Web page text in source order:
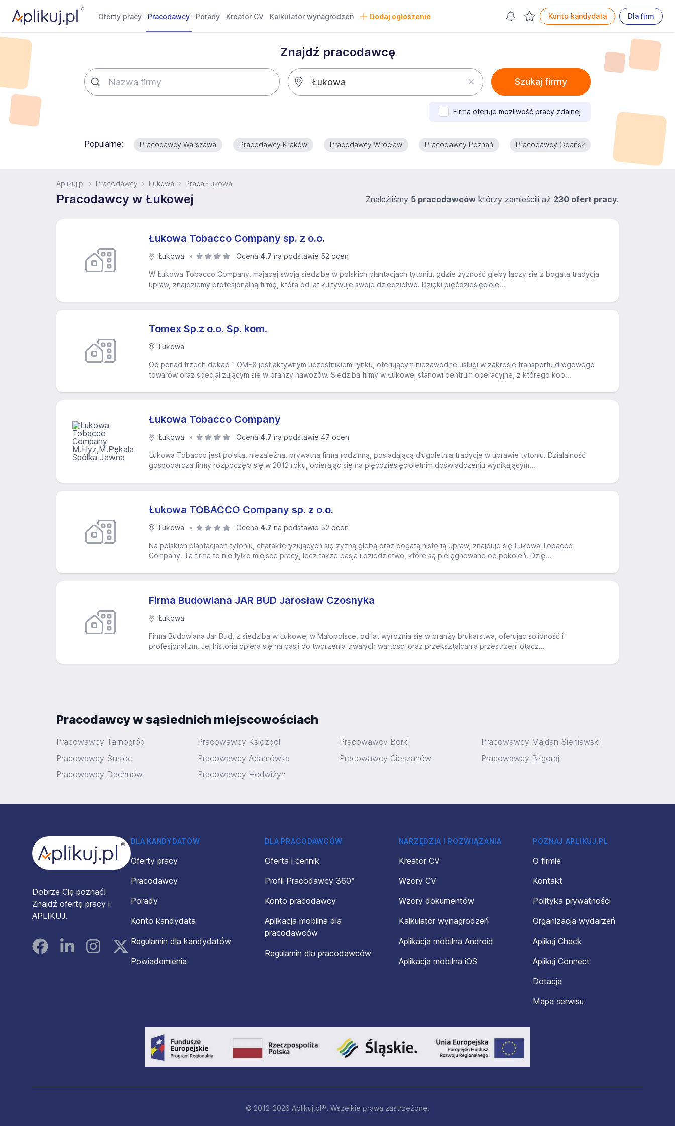
Oferty pracy Pracodawcy Porady Kreator CV Kalkulator wynagrodzeń Dodaj ogłoszenie Konto kandydata Dla firm
Znajdź pracodawcę
Szukaj firmy
Firma oferuje możliwość pracy zdalnej
Popularne: Pracodawcy Warszawa Pracodawcy Kraków Pracodawcy Wrocław Pracodawcy Poznań Pracodawcy Gdańsk
Aplikuj.pl Pracodawcy Łukowa Praca Łukowa
Pracodawcy w Łukowej Znaleźliśmy 5 pracodawców którzy zamieścili aż 230 ofert pracy.
Łukowa Tobacco Company sp. z o.o.
Łukowa Ocena 4.7 na podstawie 52 ocen
W Łukowa Tobacco Company, mającej swoją siedzibę w polskich plantacjach tytoniu, gdzie żyzność gleby łączy się z bogatą tradycją
upraw, znajdziemy profesjonalną firmę, która od lat kultywuje swoje dziedzictwo. Dzięki pięćdziesięciole...
Tomex Sp.z o.o. Sp. kom.
Łukowa
Od ponad trzech dekad TOMEX jest aktywnym uczestnikiem rynku, oferującym niezawodne usługi w zakresie transportu drogowego
towarów oraz specjalizującym się w branży nawozów. Siedziba firmy w Łukowej stanowi centrum operacyjne, z którego koo...
Łukowa Tobacco Company
Łukowa Ocena 4.7 na podstawie 47 ocen
Łukowa Tobacco jest polską, niezależną, prywatną firmą rodzinną, posiadającą długoletnią tradycję w uprawie tytoniu. Działalność
gospodarcza firmy rozpoczęła się w 2012 roku, opierając się na pięćdziesięcioletnim doświadczeniu wynikającym...
Łukowa TOBACCO Company sp. z o.o.
Łukowa Ocena 4.7 na podstawie 52 ocen
Na polskich plantacjach tytoniu, charakteryzujących się żyzną glebą oraz bogatą historią upraw, znajduje się Łukowa Tobacco
Company. Ta firma to nie tylko miejsce pracy, lecz także pasja i dziedzictwo, które są pielęgnowane od pokoleń. Dzię...
Firma Budowlana JAR BUD Jarosław Czosnyka
Łukowa
Firma Budowlana Jar Bud, z siedzibą w Łukowej w Małopolsce, od lat wyróżnia się w branży brukarstwa, oferując solidność i
profesjonalizm. Jej historia opiera się na pasji do tworzenia trwałych wartości oraz przekształcania przestrzeni otacz...
Pracodawcy w sąsiednich miejscowościach
Pracowawcy Tarnogród Pracowawcy Księżpol Pracowawcy Borki
Pracowawcy Majdan Sieniawski
Pracowawcy Susiec
Pracowawcy Adamówka Pracowawcy Cieszanów
Pracowawcy Biłgoraj
Pracowawcy Dachnów
Pracowawcy Hedwiżyn
Dobrze Cię poznać!
Znajdź ofertę pracy i
APLIKUJ.
FacebookLinked InInstagramInstagram
DLA KANDYDATÓW
Oferty pracy
Pracodawcy
Porady
Konto kandydata
Regulamin dla kandydatów
Powiadomienia
DLA PRACODAWCÓW
Oferta i cennik
Profil Pracodawcy 360°
Konto pracodawcy
Aplikacja mobilna dla
pracodawców
Regulamin dla pracodawców
NARZĘDZIA I ROZWIĄZANIA
Kreator CV
Wzory CV
Wzory dokumentów
Kalkulator wynagrodzeń
Aplikacja mobilna Android
Aplikacja mobilna iOS
POZNAJ APLIKUJ.PL
O firmie
Kontakt
Polityka prywatności
Organizacja wydarzeń
Aplikuj Check
Aplikuj Connect
Dotacja
Mapa serwisu
© 2012-2026 Aplikuj.pl®. Wszelkie prawa zastrzeżone.